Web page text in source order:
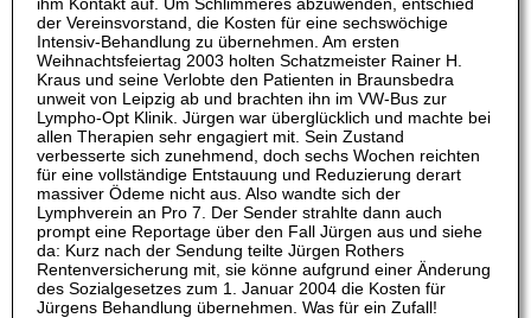
der Vereinsvorstand, die Kosten für eine sechswöchige
Intensiv-Behandlung zu übernehmen. Am ersten
Weihnachtsfeiertag 2003 holten Schatzmeister Rainer H.
Kraus und seine Verlobte den Patienten in Braunsbedra
unweit von Leipzig ab und brachten ihn im VW-Bus zur
Lympho-Opt Klinik. Jürgen war überglücklich und machte bei
allen Therapien sehr engagiert mit. Sein Zustand
verbesserte sich zunehmend, doch sechs Wochen reichten
für eine vollständige Entstauung und Reduzierung derart
massiver Ödeme nicht aus. Also wandte sich der
Lymphverein an Pro 7. Der Sender strahlte dann auch
prompt eine Reportage über den Fall Jürgen aus und siehe
da: Kurz nach der Sendung teilte Jürgen Rothers
Rentenversicherung mit, sie könne aufgrund einer Änderung
des Sozialgesetzes zum 1. Januar 2004 die Kosten für
Jürgens Behandlung übernehmen. Was für ein Zufall!